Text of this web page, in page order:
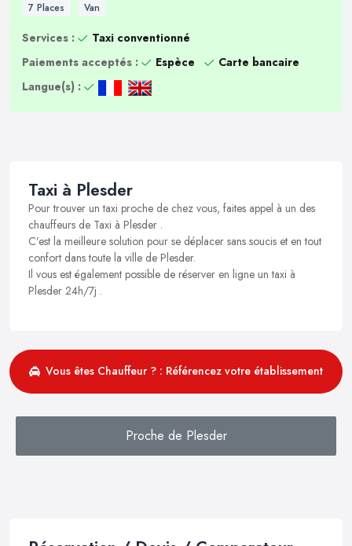
7 Places Van
Services :
Taxi conventionné
Paiements acceptés :
Espèce
Carte bancaire
Langue(s) :
Taxi à Plesder
Pour trouver un taxi proche de chez vous, faites appel à un des
chauffeurs de Taxi à Plesder .
C’est la meilleure solution pour se déplacer sans soucis et en tout
confort dans toute la ville de Plesder.
Il vous est également possible de réserver en ligne un taxi à
Plesder 24h/7j .
Vous êtes Chauffeur ? : Référencez votre établissement
Proche de Plesder